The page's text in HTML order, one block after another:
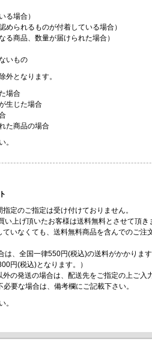
る場合）
められるものが付着している場合）
る商品、数量が届けられた場合）
いもの
外となります。
場合
生じた場合
た商品の場合
。
定のご指定は受け付けておりません。
い上げ頂いたお客様は送料無料とさせて頂き
いなくても、送料無料商品を含んでのご注
は、全国一律550円(税込)の送料がかかりま
円(税込)となります。）
外の発送の場合は、配送先をご指定の上ご入
要な場合は、備考欄にご記載下さい。
。